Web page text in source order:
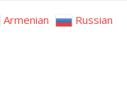
Armenian Russian